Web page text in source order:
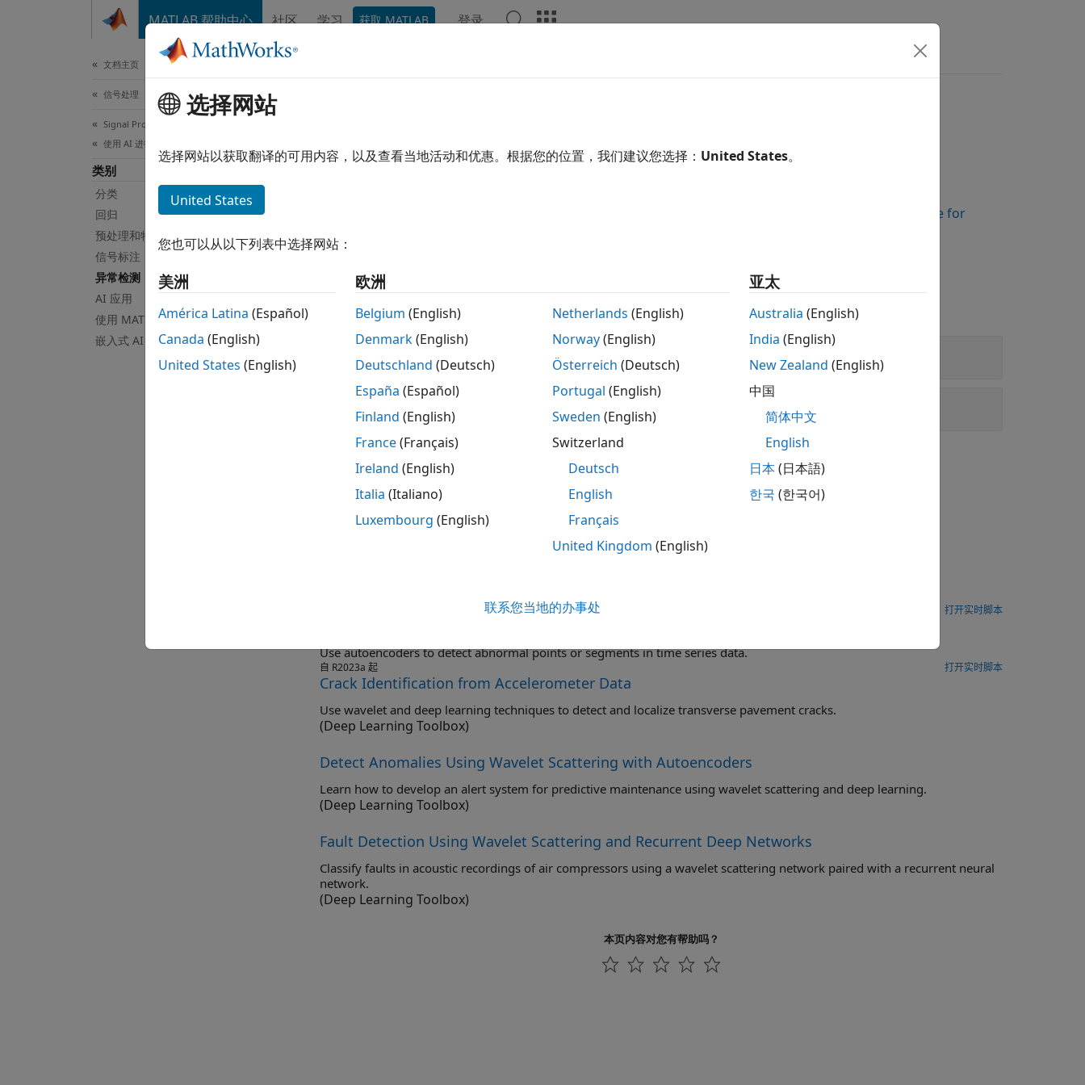
MATLAB 帮助中心 社区 学习 获取 MATLAB 登录
文档主页
信号处理
Signal Processing Toolbox
使用 AI 进行信号处理
类别
分类
回归
预处理和特征提取
信号标注
异常检测
AI 应用
使用 MATLAB 和 Python 实现 AI 功能
嵌入式 AI 系统
使用 AI 模型（包括深度学习网络）检测信号异常
Time Series Anomaly Detection Support Package for
函数
全部展开
可训练对象
数据存储、特征提取器和层
相关信息
预处理和特征提取
打开实时脚本
Use autoencoders to detect abnormal points or segments in time series data.
自 R2023a 起 打开实时脚本
Crack Identification from Accelerometer Data
Use wavelet and deep learning techniques to detect and localize transverse pavement cracks.
(Deep Learning Toolbox)
Detect Anomalies Using Wavelet Scattering with Autoencoders
Learn how to develop an alert system for predictive maintenance using wavelet scattering and deep learning.
(Deep Learning Toolbox)
Fault Detection Using Wavelet Scattering and Recurrent Deep Networks
Classify faults in acoustic recordings of air compressors using a wavelet scattering network paired with a recurrent neural
network.
(Deep Learning Toolbox)
本页内容对您有帮助吗？
选择网站
选择网站以获取翻译的可用内容，以及查看当地活动和优惠。根据您的位置，我们建议您选择： United States。
United States
您也可以从以下列表中选择网站：
美洲
América Latina (Español)
Canada (English)
United States (English)
欧洲
Belgium (English)
Denmark(English)
Deutschland (Deutsch)
España (Español)
Finland (English)
France(Français)
Ireland (English)
Italia (Italiano)
Luxembourg (English)
Netherlands (English)
Norway(English)
Österreich (Deutsch)
Portugal (English)
Sweden (English)
Switzerland
Deutsch
English
Français
United Kingdom (English)
亚太
Australia (English)
India (English)
New Zealand (English)
中国
简体中文
English
日本(日本語)
한국 (한국어)
联系您当地的办事处